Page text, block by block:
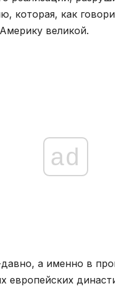
которая, как
великой.
ad
а именно в
европейских